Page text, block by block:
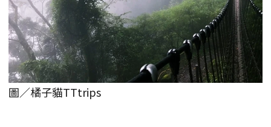
圖／橘子貓TTtrips